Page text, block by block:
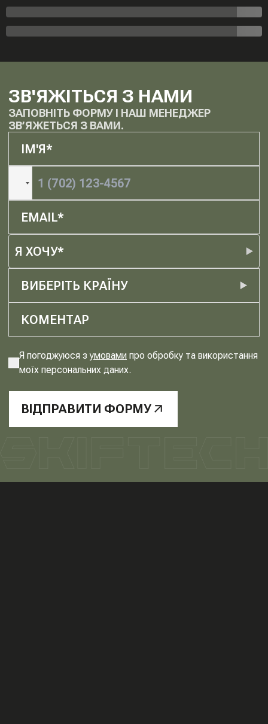
ЗВ'ЯЖІТЬСЯ З НАМИ
ЗАПОВНІТЬ ФОРМУ І НАШ МЕНЕДЖЕР
ЗВ’ЯЖЕТЬСЯ З ВАМИ.
Я ХОЧУ*
ВИБЕРІТЬ КРАЇНУ
Я погоджуюся з умовами про обробку та використання
моїх персональних даних.
ВІДПРАВИТИ ФОРМУ